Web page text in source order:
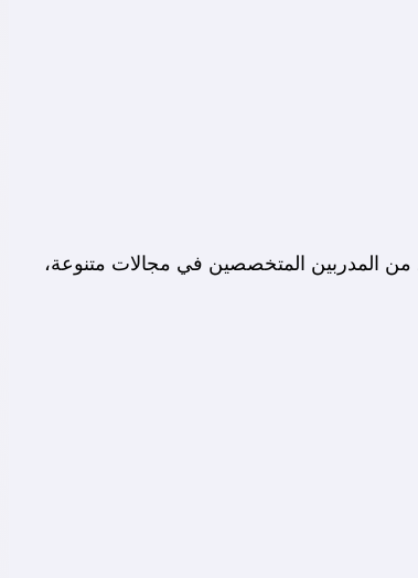
رياض، الورش المقرر تقديمها خلال الدورة الـ 17، من المهرجان، لعدد من المدربين المتخصصين في مجالات متنوعة،